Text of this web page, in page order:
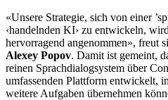
«Unsere Strategie, sich von einer
‹handelnden KI› zu entwickeln,
hervorragend angenommen», freut
Alexey Popov. Damit ist gemeint,
reinen Sprachdialogsystem über
umfassenden Plattform entwickelt,
weitere Aufgaben übernehmen